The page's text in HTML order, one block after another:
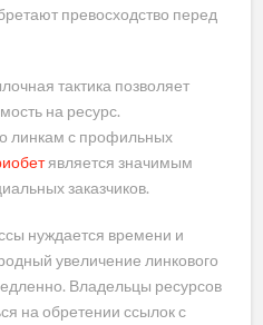
превосходство перед
тактика позволяет
на ресурс.
линкам с профильных
является значимым
заказчиков.
нуждается времени и
увеличение линкового
Владельцы ресурсов
на обретении ссылок с